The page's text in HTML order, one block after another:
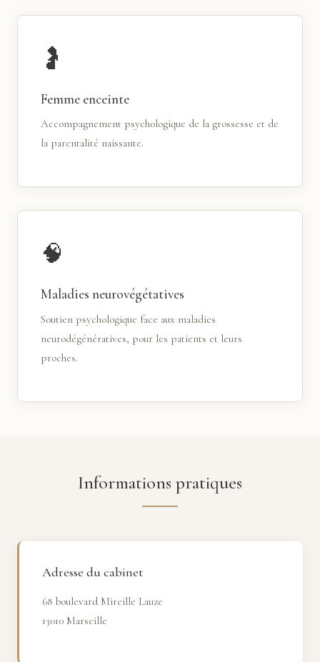
🤰
Femme enceinte
Accompagnement psychologique de la grossesse et de
la parentalité naissante.
🧠
Maladies neurovégétatives
Soutien psychologique face aux maladies
neurodégénératives, pour les patients et leurs
proches.
Informations pratiques
Adresse du cabinet
68 boulevard Mireille Lauze
13010 Marseille